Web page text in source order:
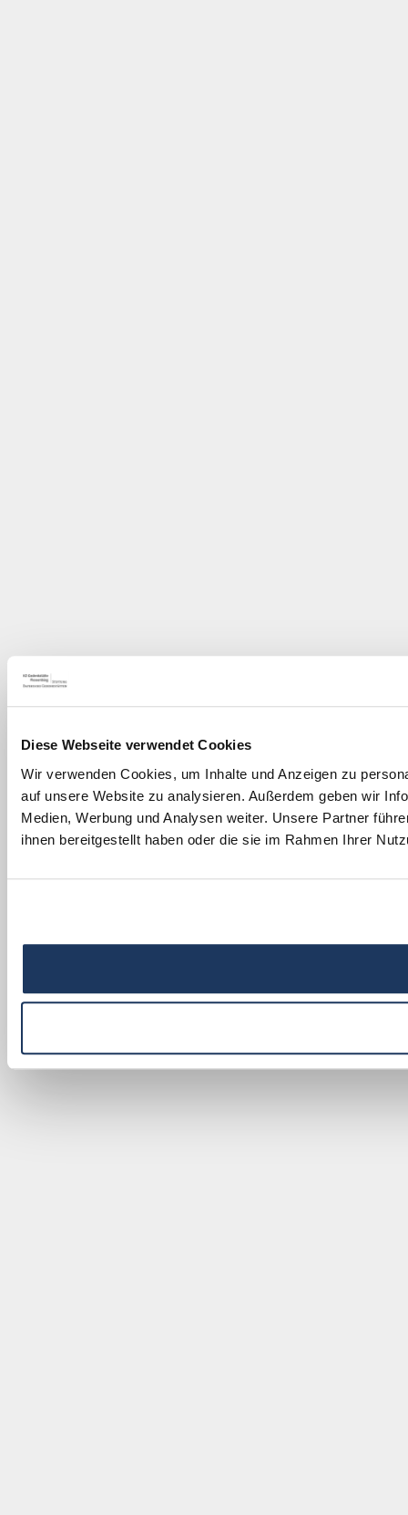
Diese Webseite verwendet Cookies
Wir verwenden Cookies, um Inhalte und Anzeigen zu
auf unsere Website zu analysieren. Außerdem geben wir
Medien, Werbung und Analysen weiter. Unsere Partner
ihnen bereitgestellt haben oder die sie im Rahmen Ihrer